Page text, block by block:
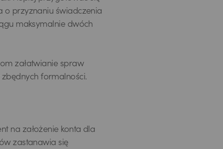
o przyznaniu świadczenia
maksymalnie dwóch
załatwianie spraw
formalności.
na założenie konta dla
zastanawia się